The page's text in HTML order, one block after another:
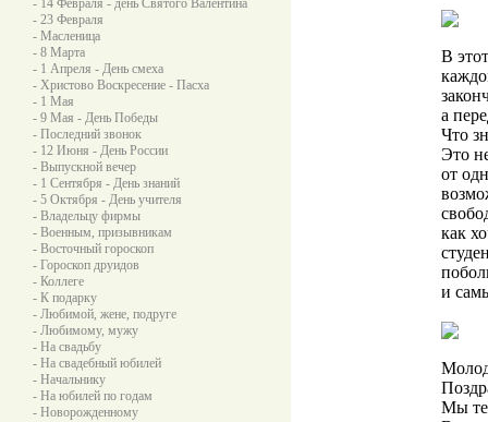
- 14 Февраля - день Святого Валентина
- 23 Февраля
- Масленица
- 8 Марта
- 1 Апреля - День смеха
- Христово Воскресение - Пасха
- 1 Мая
- 9 Мая - День Победы
- Последний звонок
- 12 Июня - День России
- Выпускной вечер
- 1 Сентября - День знаний
- 5 Октября - День учителя
- Владельцу фирмы
- Военным, призывникам
- Восточный гороскоп
- Гороскоп друидов
- Коллеге
- К подарку
- Любимой, жене, подруге
- Любимому, мужу
- На свадьбу
- На свадебный юбилей
- Начальнику
- На юбилей по годам
- Новорожденному
В
а
Что
Это
от
как
и
Мы